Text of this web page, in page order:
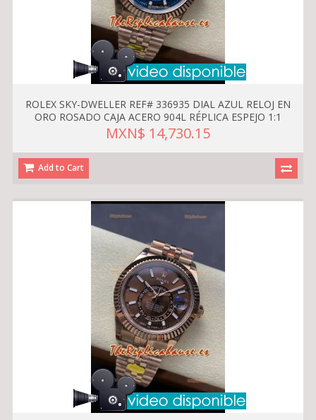
ROLEX SKY-DWELLER REF# 336935 DIAL AZUL RELOJ EN
ORO ROSADO CAJA ACERO 904L RÉPLICA ESPEJO 1:1
MXN$ 14,730.15
Add to Cart